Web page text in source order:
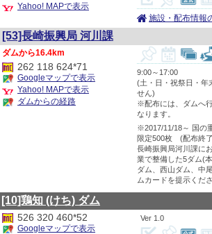
施設・配布情報
Yahoo! MAPで表示
[53]長崎振興局 河川課
9:00～17:00
(土・日・祝祭日・年
せん)
※配布には、ダムへ
なります。
※2017/11/18～ 国の
限定500枚 (配布終
長崎振興局河川課に
業で整備した5ダム(
ダム、西山ダム、中
ムカードを提示くださ
16.4km
262 118 624*71
Googleマップで表示
Yahoo! MAPで表示
ダムからの経路
[10]鶏知 (けち) ダム
1.0
526 320 460*52
Googleマップで表示